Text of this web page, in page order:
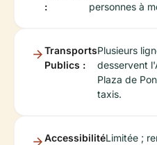
:
personnes à
Transports
Publics :
Plusieurs
desservent
Plaza de
taxis.
AccessibilitéLimitée ;